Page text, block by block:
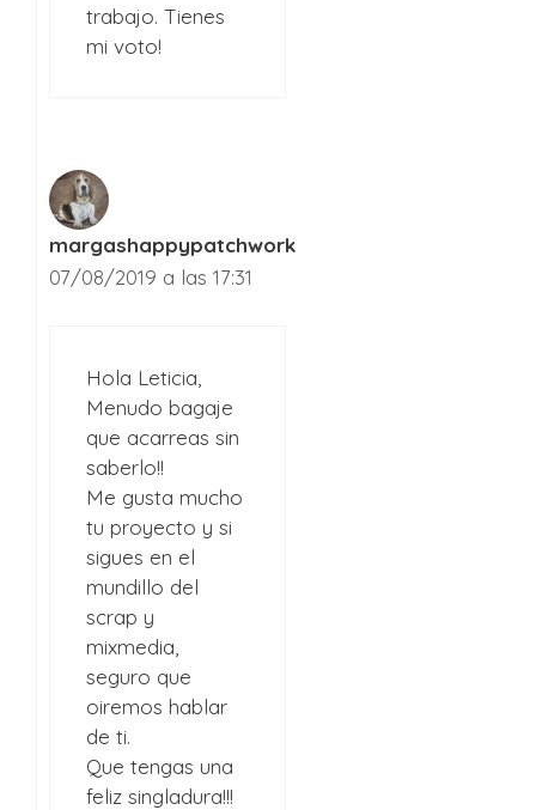
trabajo. Tienes
mi voto!
margashappypatchwork
07/08/2019 a las 17:31
Hola Leticia,
Menudo bagaje
que acarreas sin
saberlo!!
Me gusta mucho
tu proyecto y si
sigues en el
mundillo del
scrap y
mixmedia,
seguro que
oiremos hablar
de ti.
Que tengas una
feliz singladura!!!